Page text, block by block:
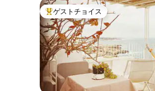
大好評のゲストチョイスです。
ゲストチョイス